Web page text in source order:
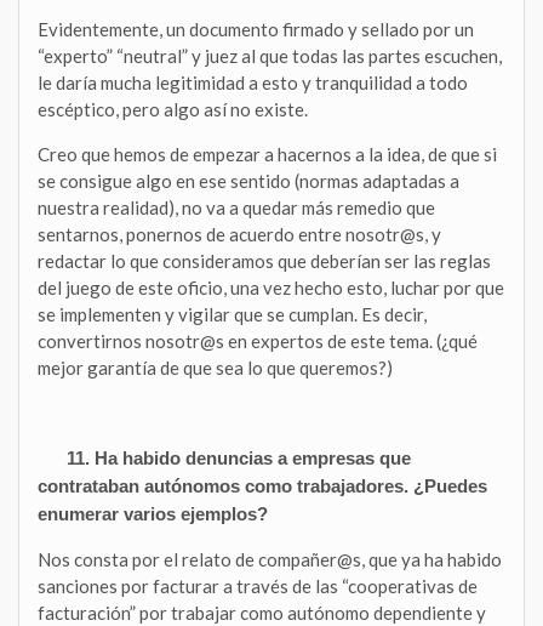
Evidentemente, un documento firmado y sellado por un
“experto” “neutral” y juez al que todas las partes escuchen,
le daría mucha legitimidad a esto y tranquilidad a todo
escéptico, pero algo así no existe.
Creo que hemos de empezar a hacernos a la idea, de que si
se consigue algo en ese sentido (normas adaptadas a
nuestra realidad), no va a quedar más remedio que
sentarnos, ponernos de acuerdo entre nosotr@s, y
redactar lo que consideramos que deberían ser las reglas
del juego de este oficio, una vez hecho esto, luchar por que
se implementen y vigilar que se cumplan. Es decir,
convertirnos nosotr@s en expertos de este tema. (¿qué
mejor garantía de que sea lo que queremos?)
11. Ha habido denuncias a empresas que
contrataban autónomos como trabajadores. ¿Puedes
enumerar varios ejemplos?
Nos consta por el relato de compañer@s, que ya ha habido
sanciones por facturar a través de las “cooperativas de
facturación” por trabajar como autónomo dependiente y